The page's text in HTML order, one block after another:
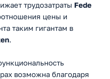
трудозатраты Fede
цены и
таким гигантам в
.
возможна благодаря